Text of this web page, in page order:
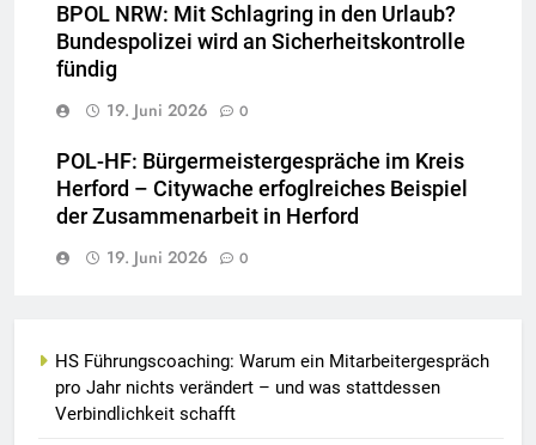
BPOL NRW: Mit Schlagring in den Urlaub?
Bundespolizei wird an Sicherheitskontrolle
fündig
19. Juni 2026
0
POL-HF: Bürgermeistergespräche im Kreis
Herford – Citywache erfoglreiches Beispiel
der Zusammenarbeit in Herford
19. Juni 2026
0
HS Führungscoaching: Warum ein Mitarbeitergespräch
pro Jahr nichts verändert – und was stattdessen
Verbindlichkeit schafft